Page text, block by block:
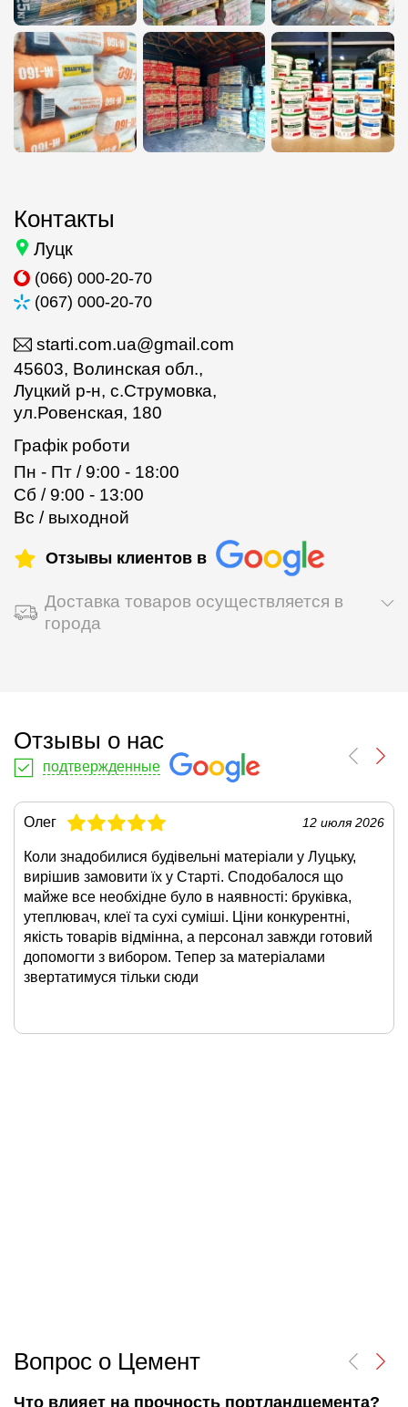
Контакты
Луцк
(066) 000-20-70
(067) 000-20-70
starti.com.ua@gmail.com
45603, Волинская обл.,
Луцкий р-н, с.Струмовка,
ул.Ровенская, 180
Графік роботи
Пн - Пт / 9:00 - 18:00
Сб / 9:00 - 13:00
Вс / выходной
Отзывы клиентов в
Доставка товаров осуществляется в
города
Отзывы о нас
подтвержденные
Олег 12 июля 2026
Коли знадобилися будівельні матеріали у Луцьку,
вирішив замовити їх у Старті. Сподобалося що
майже все необхідне було в наявності: бруківка,
утеплювач, клеї та сухі суміші. Ціни конкурентні,
якість товарів відмінна, а персонал завжди готовий
допомогти з вибором. Тепер за матеріалами
звертатимуся тільки сюди
Вопрос о Цемент
Что влияет на прочность портландцемента?